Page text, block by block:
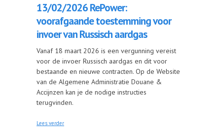
13/02/2026 RePower:
voorafgaande toestemming voor
invoer van Russisch aardgas
Vanaf 18 maart 2026 is een vergunning vereist
voor de invoer Russisch aardgas en dit voor
bestaande en nieuwe contracten. Op de Website
van de Algemene Administratie Douane &
Accijnzen kan je de nodige instructies
terugvinden.
Lees verder